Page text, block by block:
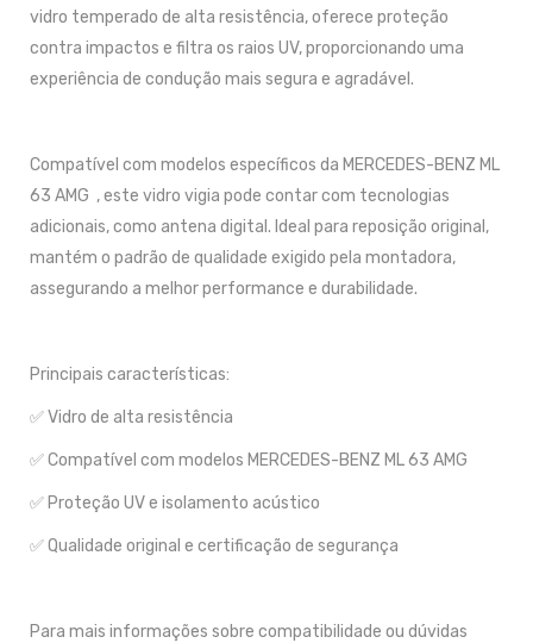
vidro temperado de alta resistência, oferece proteção
contra impactos e filtra os raios UV, proporcionando uma
experiência de condução mais segura e agradável.
Compatível com modelos específicos da MERCEDES-BENZ ML
63 AMG , este vidro vigia pode contar com tecnologias
adicionais, como antena digital. Ideal para reposição original,
mantém o padrão de qualidade exigido pela montadora,
assegurando a melhor performance e durabilidade.
Principais características:
✅ Vidro de alta resistência
✅ Compatível com modelos MERCEDES-BENZ ML 63 AMG
✅ Proteção UV e isolamento acústico
✅ Qualidade original e certificação de segurança
Para mais informações sobre compatibilidade ou dúvidas